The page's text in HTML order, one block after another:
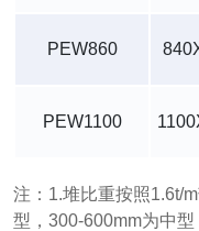
PEW860
PEW1100
注：1.堆比重按照1.6t/
型，300-600mm为中型